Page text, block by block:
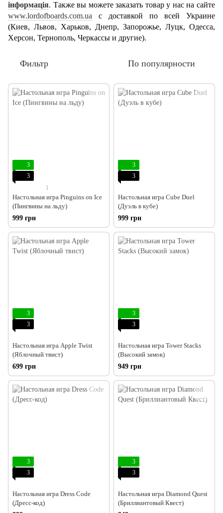
інформація. Также вы можете заказать товар у нас на сайте
www.lordofboards.com.ua с доставкой по всей Украине
(Киев, Львов, Харьков, Днепр, Запорожье, Луцк, Одесса,
Херсон, Тернополь, Черкассы и другие).
Фильтр По популярности
3
3
1
Настольная игра Pinguins on Ice
(Пингвины на льду)
999 грн
3
3
Настольная игра Cube Duel
(Дуэль в кубе)
999 грн
3
3
Настольная игра Apple Twist
(Яблочный твист)
699 грн
3
3
Настольная игра Tower Stacks
(Высокий замок)
949 грн
3
3
Настольная игра Dress Code
(Дресс-код)
3
3
Настольная игра Diamond Quest
(Бриллиантовый Квест)